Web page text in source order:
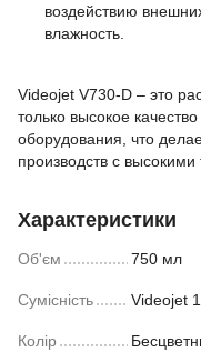
воздействию
влажность.
Videojet V730-D – это
только высокое
оборудования, что
производств с
Характеристики
Об'єм 750 мл
Сумісність Videojet
Колір